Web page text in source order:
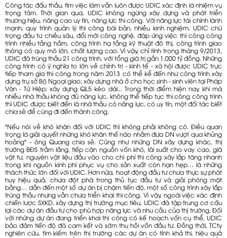
Công tác đấu thầu, tìm việc làm vẫn luôn được UDIC xác định là nhiệm vụ
trọng tâm. Thời gian qua, UDIC không ngừng xây dựng và phát triển
thương hiệu, nâng cao uy tín, năng lực thi công. Với năng lực tài chính lành
mạnh, quy trình quản lý thi công bài bản, nhiều kinh nghiệm, UDIC chú
trọng đầu tư chiều sâu, đổi mới công nghệ, đáp ứng việc thi công công
trình nhiều tầng hầm, công trình hạ tầng kỹ thuật đô thị, công trình giao
thông có quy mô lớn, chất lượng cao. Vì vậy, chỉ tính trong tháng 9/2013,
UDIC đã trúng thầu 21 công trình, với tổng giá trị gần 1.000 tỷ đồng. Những
công trình có ý nghĩa to lớn về chính trị - kinh tế - xã hội được UDIC trực
tiếp tham gia thi công trong năm 2013 có thể kể đến như công trình xây
dựng trụ sở Bộ Ngoại giao; xây dựng nhà ở cho học sinh - sinh viên tại Pháp
Vân - Tứ Hiệp; xây dựng QL5 kéo dài... Trong thời điểm hiện nay, khi mà
nhiều nhà thầu không đủ năng lực, không thể tiếp tục thi công công trình
thì UDIC được biết đến là nhà thầu có năng lực, có uy tín, một đối tác biết
chia sẻ để cùng đi đến thành công.
"Nếu nói về khó khăn đối với UDIC thì không phải không có. Điều quan
trọng là giải quyết những khó khăn thế nào nhằm đưa DN vượt qua khủng
hoảng" - ông Quang chia sẻ. Cũng như những DN xây dựng khác, thị
trường BĐS trầm lắng, tiếp cận nguồn vốn khó, lãi suất cho vay cao, giá
vật tư, nguyên vật liệu đầu vào cho chi phí thi công xây lắp tăng nhanh
trong khi nguồn kinh phí phục vụ cho sản xuất còn hạn hẹp… là những
thách thức lớn đối với UDIC. Hơn nữa, hoạt động đầu tư chưa thực sự phát
huy hiệu quả, chưa đột phá trong thủ tục đầu tư và giải phóng mặt
bằng… dẫn đến một số dự án bị chậm tiến độ, một số công trình xây lắp
trúng thầu nhưng vẫn chưa triển khai thi công. Vì vậy, ngoài việc xác định
chiến lược SXKD, xây dựng thị trường mục tiêu, UDIC đã tập trung cơ cấu
lại các dự án đầu tư cho phù hợp năng lực và nhu cầu của thị trường. Đối
với những dự án đang triển khai thi công có kế hoạch vốn cụ thể, UDIC
bảo đảm tiến độ đã cam kết và sớm thu hồi vốn đầu tư. Đồng thời, TCty
nghiên cứu, tìm kiếm trên thị trường các dự án có tính khả thi, hiệu quả